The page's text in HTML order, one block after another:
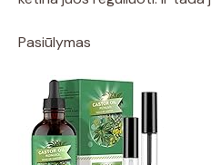
Pasiūlymas